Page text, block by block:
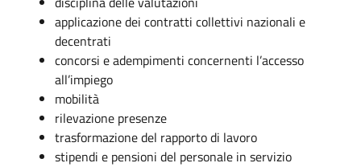
applicazione dei contratti collettivi nazionali e
decentrati
concorsi e adempimenti concernenti l’accesso
all’impiego
mobilità
rilevazione presenze
trasformazione del rapporto di lavoro
stipendi e pensioni del personale in servizio